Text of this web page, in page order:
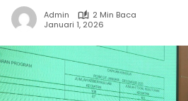
Admin
2 Min Baca
Januari 1, 2026